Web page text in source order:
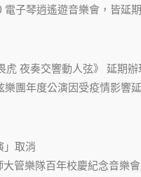
子琴逍遙遊音樂會，皆延
夜奏交響動人弦》 延期
團年度公演因受疫情影響
」取消
管樂隊百年校慶紀念音樂